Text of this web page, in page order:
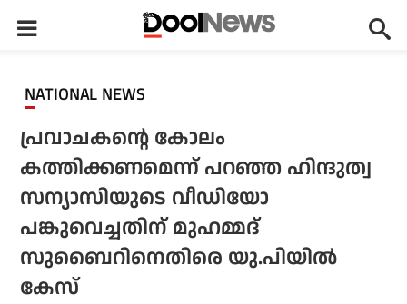
NATIONAL NEWS
പ്രവാചകന്റെ കോലം
കത്തിക്കണമെന്ന് പറഞ്ഞ ഹിന്ദുത്വ
സന്യാസിയുടെ വീഡിയോ
പങ്കുവെച്ചതിന് മുഹമ്മദ്
സുബൈറിനെതിരെ യു.പിയില്‍
കേസ്